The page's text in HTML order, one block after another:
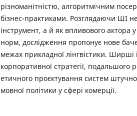
різноманітністю, алгоритмічним
бізнес-практиками. Розглядаючи ШІ
інструмент, а й як впливового актора
норм, дослідження пропонує нове
межах прикладної лінгвістики. Ширші
корпоративної стратегії, подальшого
етичного проєктування систем
мовної політики у сфері комерції.